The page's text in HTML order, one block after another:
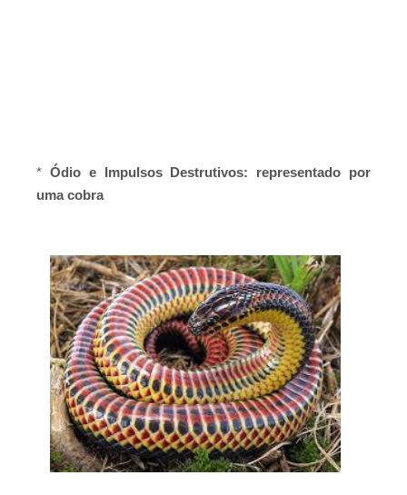
* Ódio e Impulsos Destrutivos: representado por
uma cobra